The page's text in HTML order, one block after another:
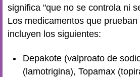
significa "que no se controla ni
Los medicamentos que
incluyen los siguientes:
Depakote (valproato de
(lamotrigina), Topamax